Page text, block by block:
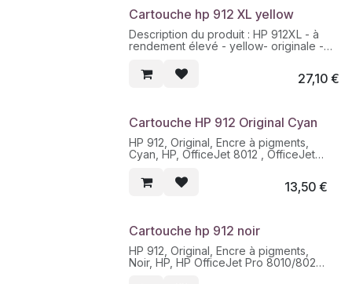
personnalisé optimal
• 3 hauteurs réglables: 110 mm / 130
mm / 150 mm
• compartiment de rangement intégré
• dimensions: (L)406 x (P)238 x
(H)110 - 150 mm
Cartouche hp 912 XL yellow
Description du produit : HP 912XL - à
rendement élevé - yellow- originale -
Type de Produit : Cartouche d'encre
Technologie d'impression : Jet d'encre
Capacité : 9.9 ml
Rendement de la cartouche : À
rendement élevé
Rendement : Jusqu'à 825 pages ISO/IEC
24711
Compatible avec : Officejet
8010,8012,8013,8014,8015,8017;Officejet
27,10 €
Cartouche HP 912 Original Cyan
HP 912, Original, Encre à pigments,
Cyan, HP, OfficeJet 8012 , OfficeJet
8022 , OfficeJet Pro 8024 -
Rendement par page d'encre de13,50€
Cartouche hp 912 noir
HP 912, Original, Encre à pigments,
Noir, HP, HP OfficeJet Pro 8010/8020